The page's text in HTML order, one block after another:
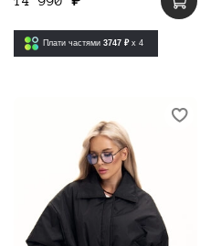
Плати частями 3747 ₽ x 4